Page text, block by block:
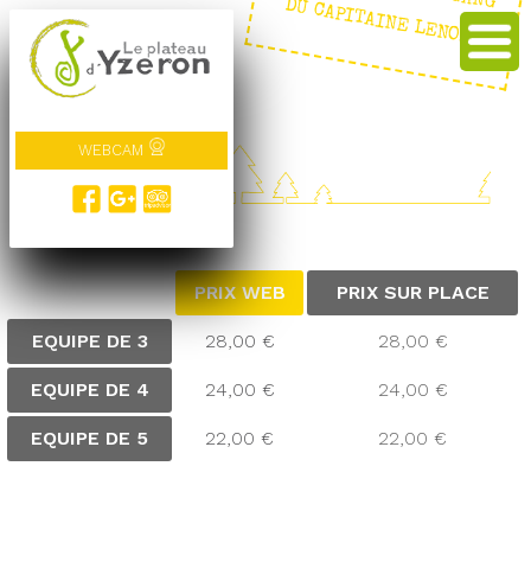
WEBCAM
E : LE GANG DU CAPITAINE LENOIR
TARIFS
PRIX WEB PRIX SUR PLACE
EQUIPE DE 3 28,00 € 28,00 €
EQUIPE DE 4 24,00 € 24,00 €
EQUIPE DE 5 22,00 € 22,00 €